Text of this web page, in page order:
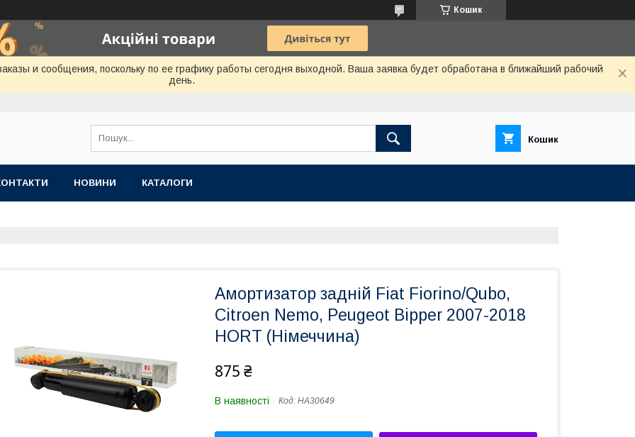
Кошик
и сообщения, поскольку по ее графику работы сегодня выходной. Ваша заявка будет обработана в ближайший рабочий
день.
Кошик
НОВИНИ КАТАЛОГИ
Амортизатор задній Fiat Fiorino/Qubo,
Citroen Nemo, Peugeot Bipper 2007-2018
HORT (Німеччина)
875 ₴
В наявності Код: HA30649